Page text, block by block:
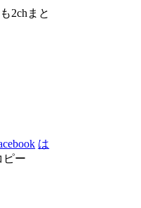
2chまと
は
ピー